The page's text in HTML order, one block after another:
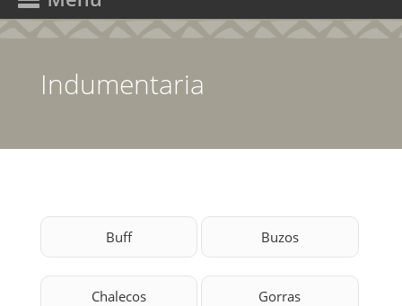
Quienes Somos
Indumentaria
Buff Buzos
Chalecos Gorras